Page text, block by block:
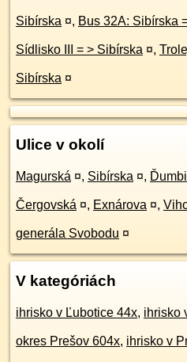
Sibírska ¤,
Sídlisko III = > Sibírska ¤,
Sibírska ¤
Ulice v okolí
Magurská ¤, Sibírska ¤,
Čergovská ¤, Exnárova ¤,
generála Svobodu ¤
V kategóriách
ihrisko v Ľubotice 44x, ihrisko
okres Prešov 604x, ihrisko v